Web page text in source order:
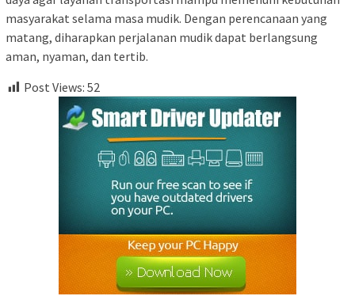
masyarakat selama masa mudik. Dengan perencanaan yang
matang, diharapkan perjalanan mudik dapat berlangsung
aman, nyaman, dan tertib.
Post Views: 52